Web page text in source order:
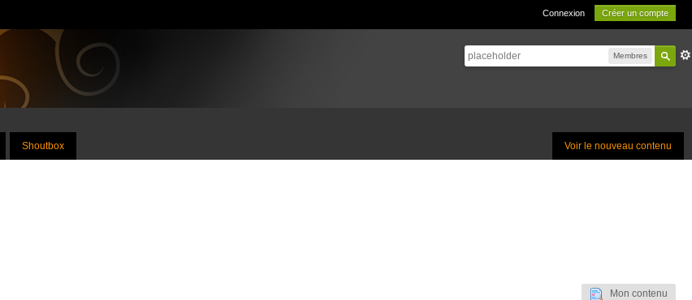
Connexion Créer un compte
Membres
Voir le nouveau contenu
Shoutbox
Mon contenu